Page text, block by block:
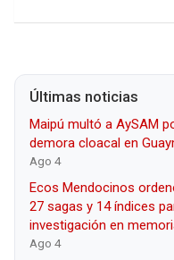
Últimas noticias
Maipú multó a AySAM
demora cloacal en
Ago 4
Ecos Mendocinos
27 sagas y 14 índices
investigación en
Ago 4